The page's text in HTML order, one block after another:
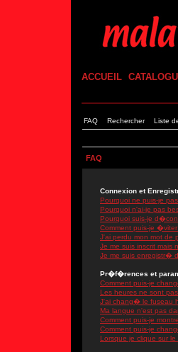
ACCUEIL
FAQ Rechercher Liste
FAQ
Connexion et
Pourquoi ne puis-je
Pourquoi n'ai-je pas
Pourquoi suis-je
Comment puis-je
J'ai perdu mon mot de
Je me suis inscrit mais
Je me suis enregistr�
Pr�f�rences et
Comment puis-je
Les heures ne sont
J'ai chang� le fuseau
Ma langue n'est pas
Comment puis-je
Comment puis-je
Lorsque je clique sur